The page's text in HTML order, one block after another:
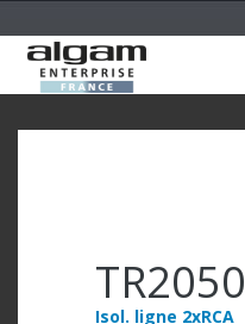
TR2050
Isol. ligne 2xRCA